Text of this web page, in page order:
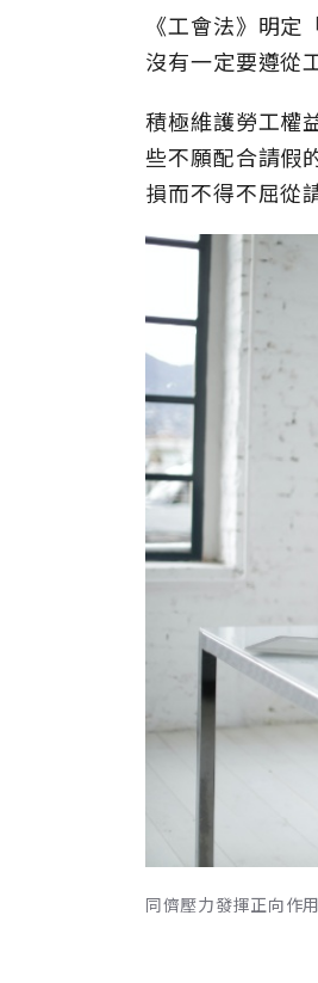
《工會法》明
沒有一定要遵從
積極維護勞工權
些不願配合請假
損而不得不屈從
同儕壓力發揮正向作